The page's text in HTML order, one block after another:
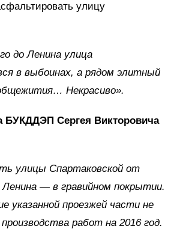
улицу
до Ленина улица
в выбоинах, а рядом элитный
Некрасиво».
БУКДДЭП Сергея Викторовича
улицы Спартаковской от
Ленина — в гравийном покрытии.
указанной проезжей части не
работ на 2016 год.